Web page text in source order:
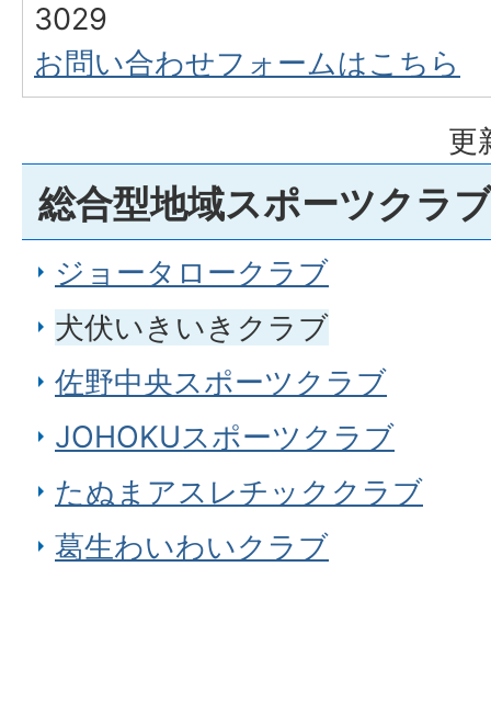
3029
お問い合わせフォームはこちら
更
総合型地域スポーツクラ
ジョータロークラブ
犬伏いきいきクラブ
佐野中央スポーツクラブ
JOHOKUスポーツクラブ
たぬまアスレチッククラブ
葛生わいわいクラブ